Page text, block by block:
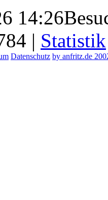
14:26
| Statistik
Datenschutz by anfritz.de